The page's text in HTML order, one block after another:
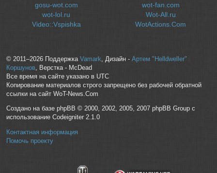
gosu-wot.com
wot-lol.ru
Video::Vspishka
wot-fan.com
Wot-All.ru
WotActions.Com
© 2011–2026 Поддержка Vamark, Дизайн - Артем "Helldweller"
Коршунов, Верстка - McDead
Все время на сайте указано в UTC
Копирование материалов строго запрещено без рабочей обратной
ссылки на сайт WoT-News.Com
Создано на базе phpBB © 2000, 2002, 2005, 2007 phpBB Group с
использование Codeigniter 2.1.0
Контактная информация
Помочь проекту